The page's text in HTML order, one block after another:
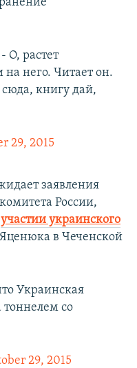
О, растет
него. Читает он.
книгу дай,
29, 2015
заявления
России,
участии украинского
в Чеченской
Украинская
тоннелем со
29, 2015